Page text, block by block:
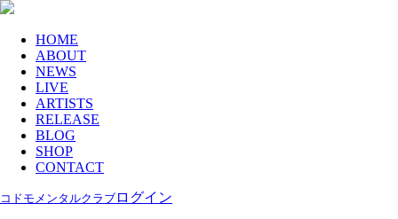
HOME
ABOUT
NEWS
LIVE
ARTISTS
RELEASE
BLOG
SHOP
CONTACT
コドモメンタルクラブ ログイン